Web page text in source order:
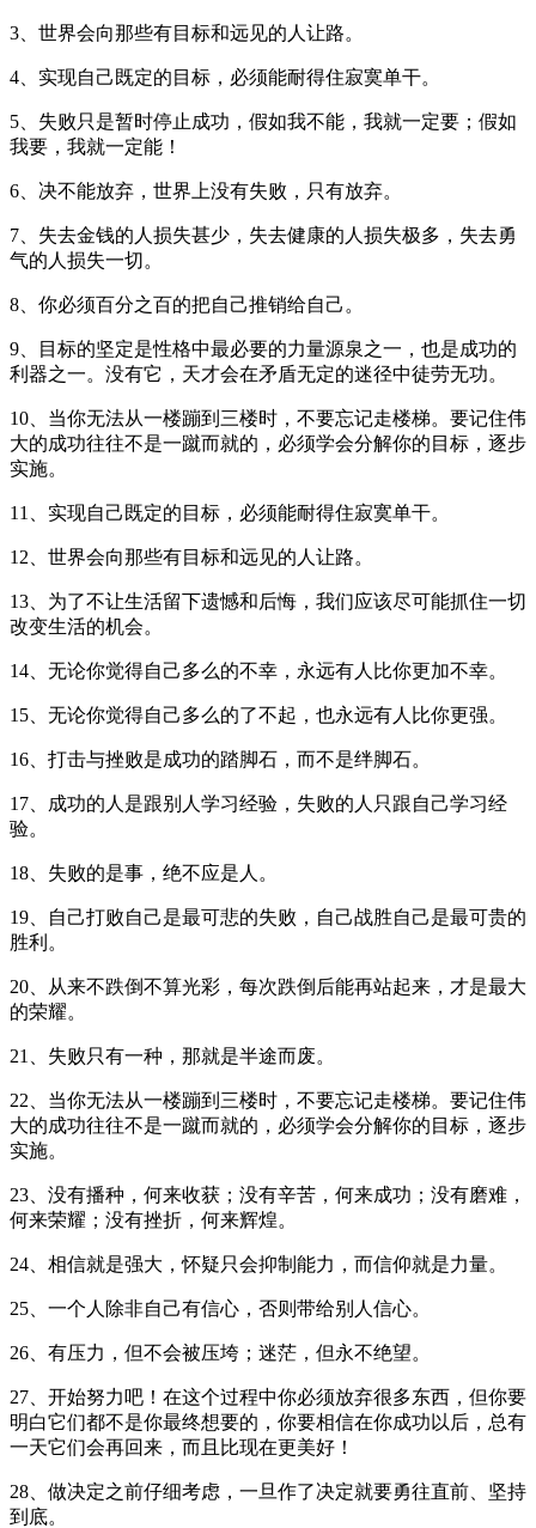
3、世界会向那些有目标和远见的人让路。
4、实现自己既定的目标，必须能耐得住寂寞单干。
5、失败只是暂时停止成功，假如我不能，我就一定要；假如
我要，我就一定能！
6、决不能放弃，世界上没有失败，只有放弃。
7、失去金钱的人损失甚少，失去健康的人损失极多，失去勇
气的人损失一切。
8、你必须百分之百的把自己推销给自己。
9、目标的坚定是性格中最必要的力量源泉之一，也是成功的
利器之一。没有它，天才会在矛盾无定的迷径中徒劳无功。
10、当你无法从一楼蹦到三楼时，不要忘记走楼梯。要记住伟
大的成功往往不是一蹴而就的，必须学会分解你的目标，逐步
实施。
11、实现自己既定的目标，必须能耐得住寂寞单干。
12、世界会向那些有目标和远见的人让路。
13、为了不让生活留下遗憾和后悔，我们应该尽可能抓住一切
改变生活的机会。
14、无论你觉得自己多么的不幸，永远有人比你更加不幸。
15、无论你觉得自己多么的了不起，也永远有人比你更强。
16、打击与挫败是成功的踏脚石，而不是绊脚石。
17、成功的人是跟别人学习经验，失败的人只跟自己学习经
验。
18、失败的是事，绝不应是人。
19、自己打败自己是最可悲的失败，自己战胜自己是最可贵的
胜利。
20、从来不跌倒不算光彩，每次跌倒后能再站起来，才是最大
的荣耀。
21、失败只有一种，那就是半途而废。
22、当你无法从一楼蹦到三楼时，不要忘记走楼梯。要记住伟
大的成功往往不是一蹴而就的，必须学会分解你的目标，逐步
实施。
23、没有播种，何来收获；没有辛苦，何来成功；没有磨难，
何来荣耀；没有挫折，何来辉煌。
24、相信就是强大，怀疑只会抑制能力，而信仰就是力量。
25、一个人除非自己有信心，否则带给别人信心。
26、有压力，但不会被压垮；迷茫，但永不绝望。
27、开始努力吧！在这个过程中你必须放弃很多东西，但你要
明白它们都不是你最终想要的，你要相信在你成功以后，总有
一天它们会再回来，而且比现在更美好！
28、做决定之前仔细考虑，一旦作了决定就要勇往直前、坚持
到底。